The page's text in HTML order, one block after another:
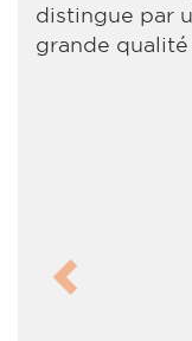
distingue par
grande qualité
Previous